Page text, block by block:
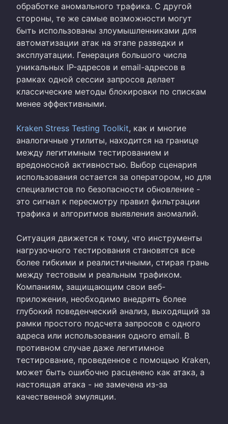
обработке аномального трафика. С другой
стороны, те же самые возможности могут
быть использованы злоумышленниками для
автоматизации атак на этапе разведки и
эксплуатации. Генерация большого числа
уникальных IP-адресов и email-адресов в
рамках одной сессии запросов делает
классические методы блокировки по спискам
менее эффективными.
Kraken Stress Testing Toolkit, как и многие
аналогичные утилиты, находится на границе
между легитимным тестированием и
вредоносной активностью. Выбор сценария
использования остается за оператором, но для
специалистов по безопасности обновление -
это сигнал к пересмотру правил фильтрации
трафика и алгоритмов выявления аномалий.
Ситуация движется к тому, что инструменты
нагрузочного тестирования становятся все
более гибкими и реалистичными, стирая грань
между тестовым и реальным трафиком.
Компаниям, защищающим свои веб-
приложения, необходимо внедрять более
глубокий поведенческий анализ, выходящий за
рамки простого подсчета запросов с одного
адреса или использования одного email. В
противном случае даже легитимное
тестирование, проведенное с помощью Kraken,
может быть ошибочно расценено как атака, а
настоящая атака - не замечена из-за
качественной эмуляции.